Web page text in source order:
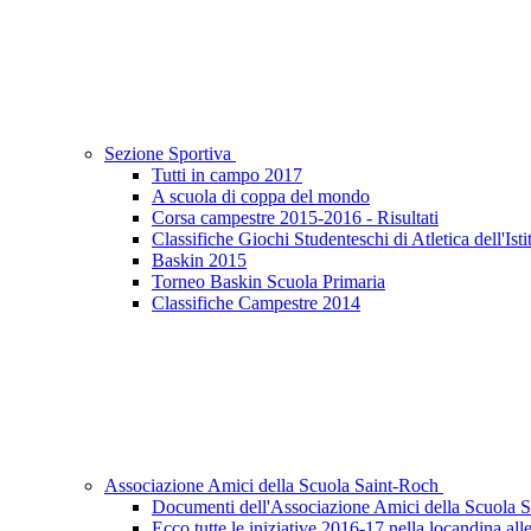
Sezione Sportiva
Tutti in campo 2017
A scuola di coppa del mondo
Corsa campestre 2015-2016 - Risultati
Classifiche Giochi Studenteschi di Atletica
Baskin 2015
Torneo Baskin Scuola Primaria
Classifiche Campestre 2014
Associazione Amici della Scuola Saint-Roch
Documenti dell'Associazione Amici della Scuola